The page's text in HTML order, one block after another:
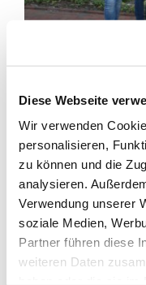
Diese Webseite
Wir verwenden
personalisieren,
zu können und die
analysieren.
Verwendung unserer
soziale Medien,
Partner führen diese
weiteren Daten
Bürgermeister der
gemeinsam mit
Georgios Nicoloulias
und Unfallchirurgie
von Dr. Joachim
Mühlenweg
insgesamt 22.500
und die Gemeinde